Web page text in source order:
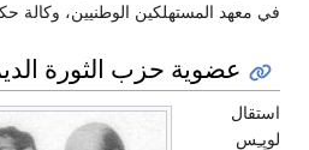
في معهد المستهلكين الوطنيين، وكالة
عضوية حزب الثورة
استقال
لوپـِس